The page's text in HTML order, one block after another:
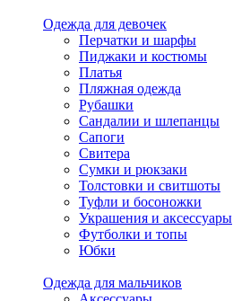
Одежда для девочек
Перчатки и шарфы
Пиджаки и костюмы
Платья
Пляжная одежда
Рубашки
Сандалии и шлепанцы
Сапоги
Свитера
Сумки и рюкзаки
Толстовки и свитшоты
Туфли и босоножки
Украшения и аксессуары
Футболки и топы
Юбки
Одежда для мальчиков